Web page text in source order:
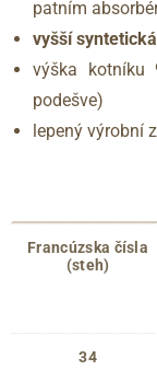
patním
vyšší
výška kotníku
podešve)
lepený výrobní
Francúzska čísla
(steh)
34